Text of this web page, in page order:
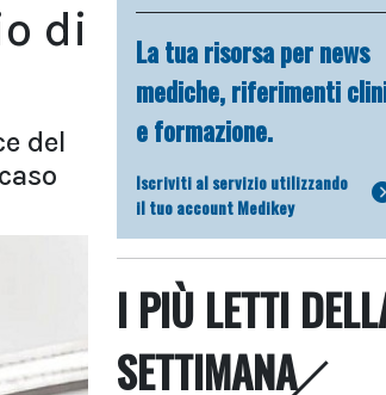
di
del
La tua risorsa per news
mediche, riferimenti
e formazione.
Iscriviti al servizio utilizzando
il tuo account Medikey
I PIÙ LETTI
SETTIMANA